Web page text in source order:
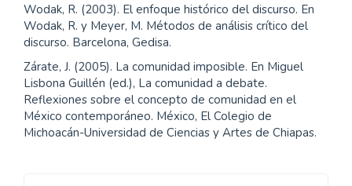
Wodak, R. (2003). El enfoque histórico del discurso. En
Wodak, R. y Meyer, M. Métodos de análisis crítico del
discurso. Barcelona, Gedisa.
Zárate, J. (2005). La comunidad imposible. En Miguel
Lisbona Guillén (ed.), La comunidad a debate.
Reflexiones sobre el concepto de comunidad en el
México contemporáneo. México, El Colegio de
Michoacán-Universidad de Ciencias y Artes de Chiapas.